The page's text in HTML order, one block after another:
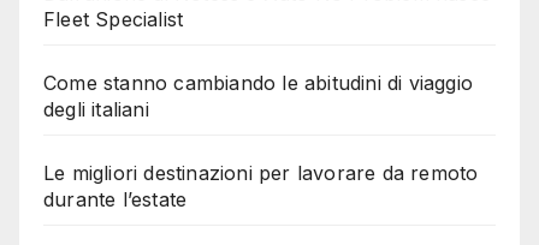
Fleet Specialist
Come stanno cambiando le abitudini di viaggio
degli italiani
Le migliori destinazioni per lavorare da remoto
durante l’estate